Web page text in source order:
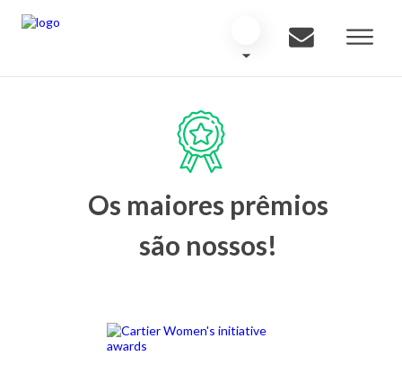
Os maiores prêmios
são nossos!